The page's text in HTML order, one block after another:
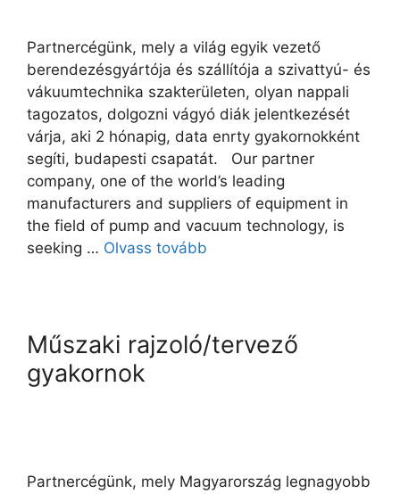
Partnercégünk, mely a világ egyik vezető
berendezésgyártója és szállítója a szivattyú- és
vákuumtechnika szakterületen, olyan nappali
tagozatos, dolgozni vágyó diák jelentkezését
várja, aki 2 hónapig, data enrty gyakornokként
segíti, budapesti csapatát. Our partner
company, one of the world’s leading
manufacturers and suppliers of equipment in
the field of pump and vacuum technology, is
seeking … Olvass tovább
Műszaki rajzoló/tervező
gyakornok
Partnercégünk, mely Magyarország legnagyobb